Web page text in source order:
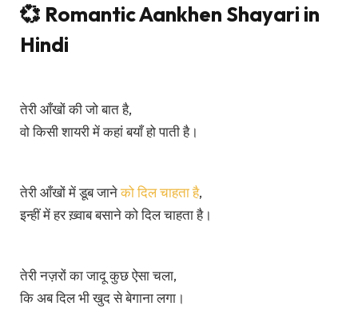
💞 Romantic Aankhen Shayari in
Hindi
तेरी आँखों की जो बात है,
वो किसी शायरी में कहां बयाँ हो पाती है।
तेरी आँखों में डूब जानेको दिल चाहता है,
इन्हीं में हर ख़्वाब बसाने को दिल चाहता है।
तेरी नज़रों का जादू कुछ ऐसा चला,
कि अब दिल भी खुद से बेगाना लगा।